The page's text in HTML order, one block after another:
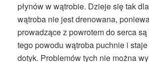
płynów w wątrobie. Dzieje się tak
wątroba nie jest drenowana,
prowadzące z powrotem do serca
tego powodu wątroba puchnie i
dotyk. Problemów tych nie można